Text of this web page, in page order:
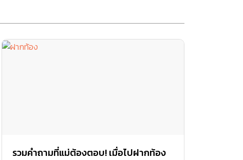
รวมคำถามที่แม่ต้องตอบ! เมื่อไปฝากท้อง